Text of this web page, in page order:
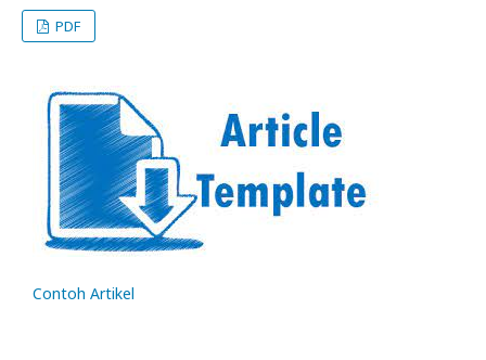
PDF
Contoh Artikel